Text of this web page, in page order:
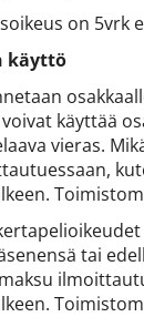
on 5vrk
käyttö
käyttää
vieras.
tai